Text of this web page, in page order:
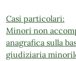
Casi particolari:
Minori non
anagrafica sulla
giudiziaria